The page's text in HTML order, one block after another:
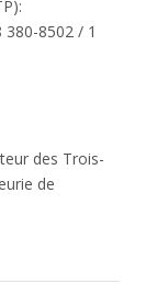
380-8502 / 1
des Trois-
de